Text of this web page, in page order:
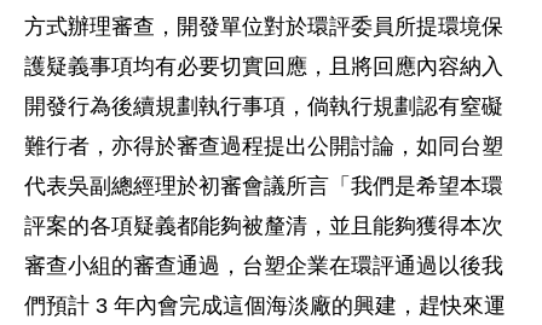
方式辦理審查，開發單位對於環評委員所提環境保
護疑義事項均有必要切實回應，且將回應內容納入
開發行為後續規劃執行事項，倘執行規劃認有窒礙
難行者，亦得於審查過程提出公開討論，如同台塑
代表吳副總經理於初審會議所言「我們是希望本環
評案的各項疑義都能夠被釐清，並且能夠獲得本次
審查小組的審查通過，台塑企業在環評通過以後我
們預計 3 年內會完成這個海淡廠的興建，趕快來運